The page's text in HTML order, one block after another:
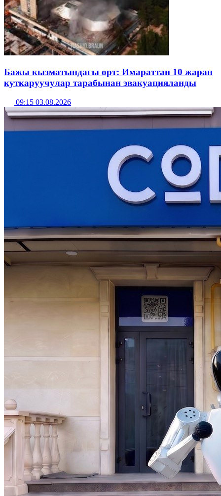
Бажы кызматындагы өрт: Имараттан 10 жаран
куткаруучулар тарабынан эвакуацияланды
09:15 03.08.2026